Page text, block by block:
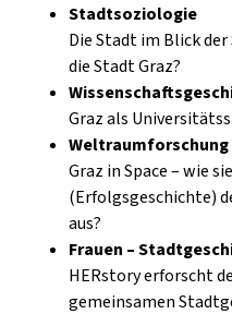
Stadtsoziologie
Die Stadt im Blick
die Stadt Graz?
Graz als
Weltraumforschung
Graz in Space – wie
(Erfolgsgeschichte)
aus?
Frauen –
HERstory erforscht
gemeinsamen